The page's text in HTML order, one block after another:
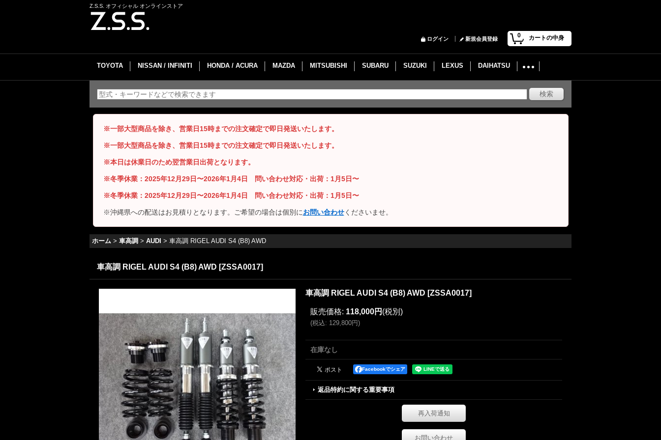
Z.S.S. オフィシャル オンラインストア
0 カートの中身
ログイン 新規会員登録
TOYOTA NISSAN / INFINITI HONDA / ACURA MAZDA MITSUBISHI SUBARU SUZUKI LEXUS DAIHATSU
※一部大型商品を除き、営業日15時までの注文確定で即日発送いたします。
※一部大型商品を除き、営業日15時までの注文確定で即日発送いたします。
※本日は休業日のため翌営業日出荷となります。
※冬季休業：2025年12月29日〜2026年1月4日 問い合わせ対応・出荷：1月5日〜
※冬季休業：2025年12月29日〜2026年1月4日 問い合わせ対応・出荷：1月5日〜
※沖縄県への配送はお見積りとなります。ご希望の場合は個別にお問い合わせくださいませ。
ホーム > 車高調 > AUDI > 車高調 RIGEL AUDI S4 (B8) AWD
車高調 RIGEL AUDI S4 (B8) AWD [ZSSA0017]
車高調 RIGEL AUDI S4 (B8) AWD [ZSSA0017]
販売価格: 118,000円 (税別)
(税込: 129,800円)
在庫なし
Facebookでシェア
返品特約に関する重要事項
再入荷通知
お問い合わせ